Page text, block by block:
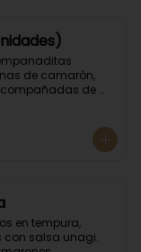
de camarón,
de
en tempura,
salsa unagi.